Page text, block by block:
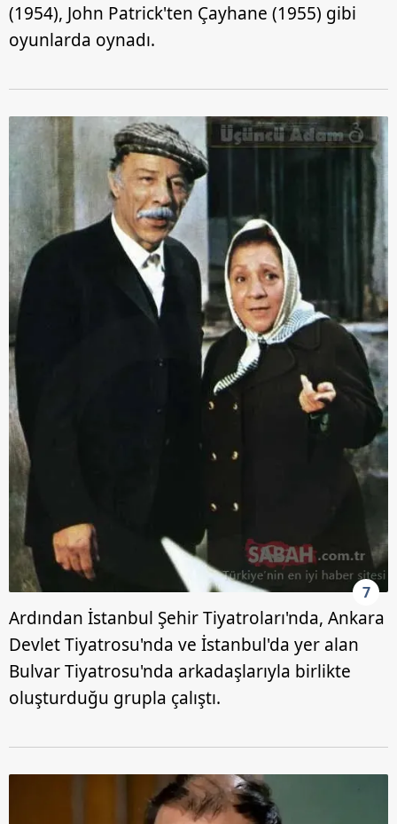
(1954), John Patrick'ten Çayhane (1955) gibi
oyunlarda oynadı.
7
Ardından İstanbul Şehir Tiyatroları'nda, Ankara
Devlet Tiyatrosu'nda ve İstanbul'da yer alan
Bulvar Tiyatrosu'nda arkadaşlarıyla birlikte
oluşturduğu grupla çalıştı.